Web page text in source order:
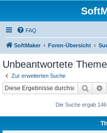
FAQ
SoftMaker Foren-Übersicht
Unbeantwortete
Zur erweiterten Suche
Suche
Die Suche ergab